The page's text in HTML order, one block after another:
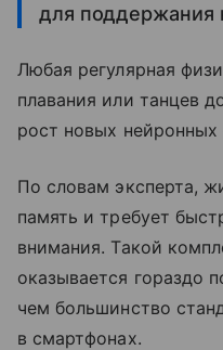
для поддержания
Любая регулярная
плавания или танцев
рост новых нейронных
По словам эксперта,
память и требует
внимания. Такой
оказывается гораздо
чем большинство
в смартфонах.